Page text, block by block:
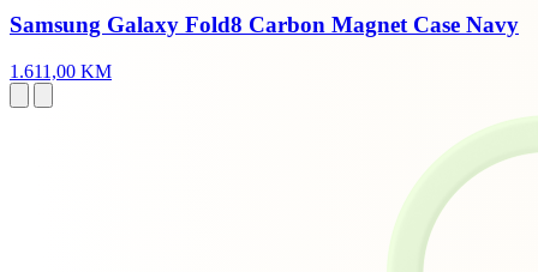
Samsung Galaxy Fold8 Carbon Magnet Case Navy
1.611,00 KM